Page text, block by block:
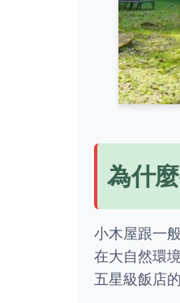
為什
小木屋跟一
在大自然環
五星級飯店